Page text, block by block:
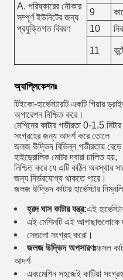
A. পরিষ্কারের নৌকার
সম্পূর্ণ ইউনিটের জন্য
প্রযুক্তিগত বিবরণ
9
10
11
অ্যাপ্লিকেশনঃ
টিইকো-হার্ভেস্টারটি একটি গিয়ার
অপারেশন নিশ্চিত করে।
মেশিনের কাটার গভীরতা 0-1.5
সংগ্রহের জন্য আদর্শ করে তোলে
জলজ উদ্ভিদ বিভিন্ন গভীরতায় বেড়ে
হাইড্রোলিক মোটর দ্বারা চালিত হয়,
নিশ্চিত করে যে এটি কঠিন অবস্থার
জন্য নির্ভরযোগ্য থাকতে পারে।
জলজ উদ্ভিদ কাটার হার্ভেস্টার
হ্রদ ঘাস কাটার যন্ত্র:এই
এই মেশিনটি এই আগাছাগুলোকে
সেগুলো সংগ্রহ করো।
জলজ উদ্ভিদ অপসারণঃফসল
আদর্শ
এবংমেশিন সহজেই কাটিয়া